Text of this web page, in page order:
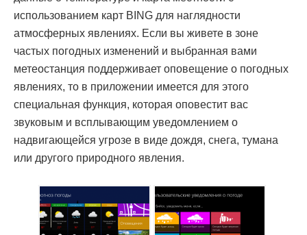
использованием карт BING для наглядности
атмосферных явлениях. Если вы живете в зоне
частых погодных изменений и выбранная вами
метеостанция поддерживает оповещение о погодных
явлениях, то в приложении имеется для этого
специальная функция, которая оповестит вас
звуковым и всплывающим уведомлением о
надвигающейся угрозе в виде дождя, снега, тумана
или другого природного явления.